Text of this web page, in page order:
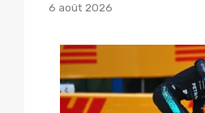
6 août 2026